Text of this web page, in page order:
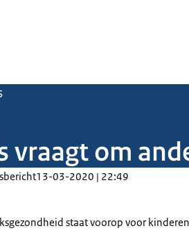
vraagt om
13-03-2020 | 22:49
staat voorop voor